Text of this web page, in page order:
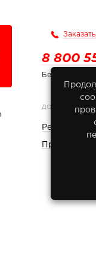
8 800
Бесплатно по
ДОКУМЕНТЫ
Реквизиты
Правовая